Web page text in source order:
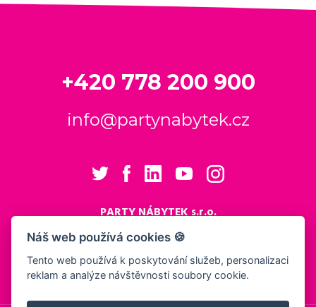
Náš web používá cookies 🍪
Tento web používá k poskytování služeb, personalizaci
reklam a analýze návštěvnosti soubory cookie.
+420 778 200 900
info@partynabytek.cz
PARTY NÁBYTEK s.r.o.
Cukrovarská 984
Logistický areál Cukrovar Čakovice
196 00 Praha 9 - Čakovice